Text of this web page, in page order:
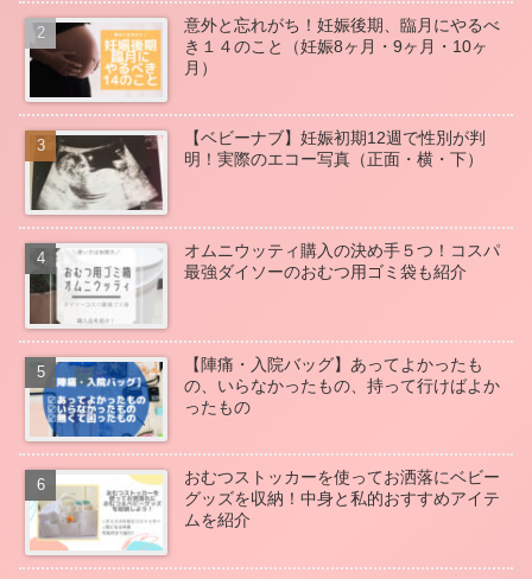
意外と忘れがち！妊娠後期、臨月にやるべ
き１４のこと（妊娠8ヶ月・9ヶ月・10ヶ
月）
【ベビーナブ】妊娠初期12週で性別が判
明！実際のエコー写真（正面・横・下）
オムニウッティ購入の決め手５つ！コスパ
最強ダイソーのおむつ用ゴミ袋も紹介
【陣痛・入院バッグ】あってよかったも
の、いらなかったもの、持って行けばよか
ったもの
おむつストッカーを使ってお洒落にベビー
グッズを収納！中身と私的おすすめアイテ
ムを紹介